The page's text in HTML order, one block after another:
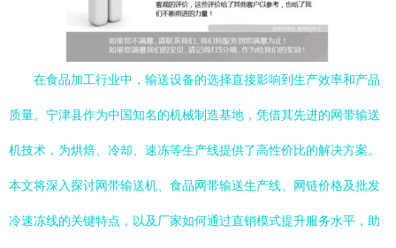
在食品加工行业中，输送设备的选择直接影响到生产效率和产品
质量。宁津县作为中国知名的机械制造基地，凭借其先进的网带输送
机技术，为烘焙、冷却、速冻等生产线提供了高性价比的解决方案。
本文将深入探讨网带输送机、食品网带输送生产线、网链价格及批发
冷速冻线的关键特点，以及厂家如何通过直销模式提升服务水平，助